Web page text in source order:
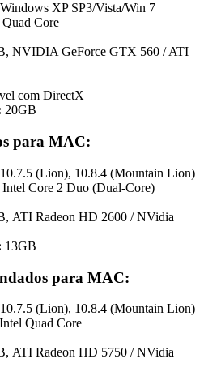
Windows XP SP3/Vista/Win 7
Core
NVIDIA GeForce GTX 560 / ATI
com DirectX
20GB
para MAC:
10.7.5 (Lion), 10.8.4 (Mountain Lion)
Core 2 Duo (Dual-Core)
ATI Radeon HD 2600 / NVidia
13GB
para MAC:
10.7.5 (Lion), 10.8.4 (Mountain Lion)
Quad Core
ATI Radeon HD 5750 / NVidia